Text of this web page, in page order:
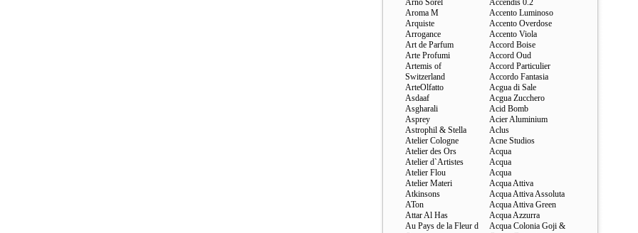
Arno Sorel
Aroma M
Arquiste
Arrogance
Art de Parfum
Arte Profumi
Artemis of
Switzerland
ArteOlfatto
Asdaaf
Asgharali
Asprey
Astrophil & Stella
Atelier Cologne
Atelier des Ors
Atelier d`Artistes
Atelier Flou
Atelier Materi
Atkinsons
ATon
Attar Al Has
Au Pays de la Fleur d
Accendis 0.2
Accento Luminoso
Accento Overdose
Accento Viola
Accord Boise
Accord Oud
Accord Particulier
Accordo Fantasia
Acgua di Sale
Acgua Zucchero
Acid Bomb
Acier Aluminium
Aclus
Acne Studios
Acqua
Acqua
Acqua
Acqua Attiva
Acqua Attiva Assoluta
Acqua Attiva Green
Acqua Azzurra
Acqua Colonia Goji &